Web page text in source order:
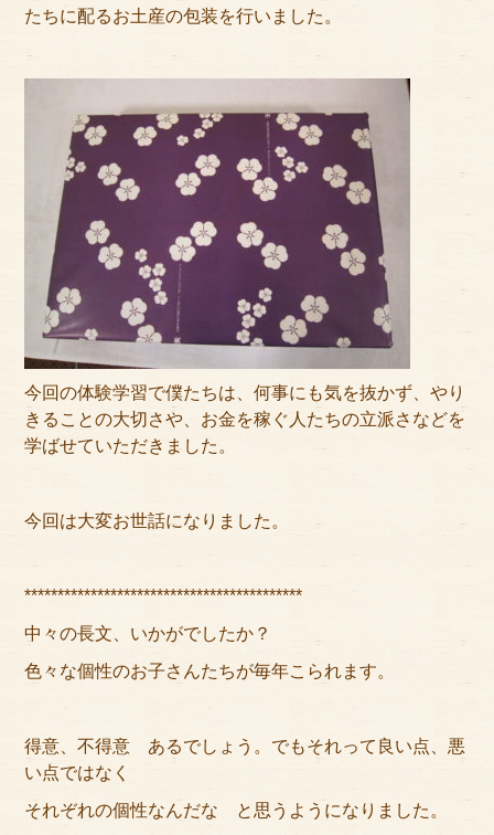
たちに配るお土産の包装を行いました。
今回の体験学習で僕たちは、何事にも気を抜かず、やり
きることの大切さや、お金を稼ぐ人たちの立派さなどを
学ばせていただきました。
今回は大変お世話になりました。
******************************************
中々の長文、いかがでしたか？
色々な個性のお子さんたちが毎年こられます。
得意、不得意 あるでしょう。でもそれって良い点、悪
い点ではなく
それぞれの個性なんだな と思うようになりました。